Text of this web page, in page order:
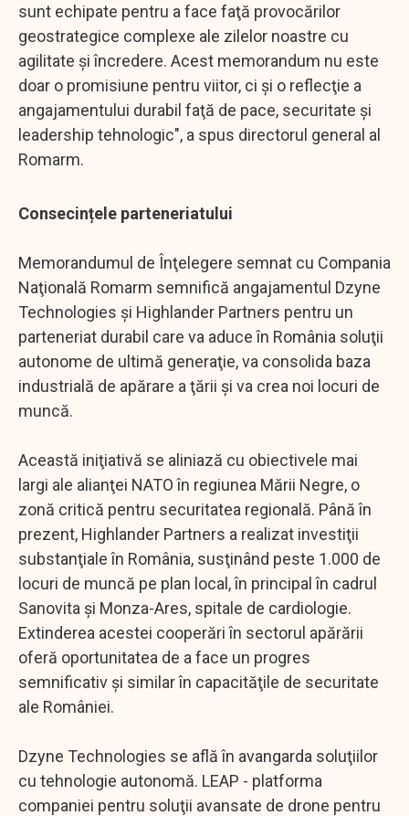
sunt echipate pentru a face faţă provocărilor
geostrategice complexe ale zilelor noastre cu
agilitate şi încredere. Acest memorandum nu este
doar o promisiune pentru viitor, ci şi o reflecţie a
angajamentului durabil faţă de pace, securitate şi
leadership tehnologic", a spus directorul general al
Romarm.
Consecințele parteneriatului
Memorandumul de Înţelegere semnat cu Compania
Naţională Romarm semnifică angajamentul Dzyne
Technologies şi Highlander Partners pentru un
parteneriat durabil care va aduce în România soluţii
autonome de ultimă generaţie, va consolida baza
industrială de apărare a ţării şi va crea noi locuri de
muncă.
Această iniţiativă se aliniază cu obiectivele mai
largi ale alianţei NATO în regiunea Mării Negre, o
zonă critică pentru securitatea regională. Până în
prezent, Highlander Partners a realizat investiţii
substanţiale în România, susţinând peste 1.000 de
locuri de muncă pe plan local, în principal în cadrul
Sanovita şi Monza-Ares, spitale de cardiologie.
Extinderea acestei cooperări în sectorul apărării
oferă oportunitatea de a face un progres
semnificativ şi similar în capacităţile de securitate
ale României.
Dzyne Technologies se află în avangarda soluţiilor
cu tehnologie autonomă. LEAP - platforma
companiei pentru soluţii avansate de drone pentru